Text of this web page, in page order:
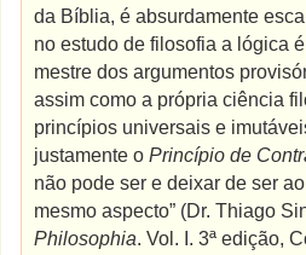
da Bíblia, é absurdamente
no estudo de filosofia a lógica
mestre dos argumentos
assim como a própria ciência
princípios universais e
justamente oPrincípio de
não pode ser e deixar de ser
mesmo aspecto” (Dr. Thiago
Philosophia. Vol. I. 3ª edição,